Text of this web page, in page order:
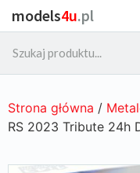
models4u.pl
Strona główna /
RS 2023 Tribute 24h